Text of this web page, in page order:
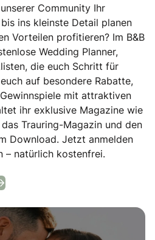
Community Ihr
ins kleinste Detail planen
Vorteilen profitieren? Im B&B
Wedding Planner,
die euch Schritt für
auf besondere Rabatte,
mit attraktiven
ihr exklusive Magazine wie
Trauring-Magazin und den
Download. Jetzt anmelden
– natürlich kostenfrei.
B&B Club